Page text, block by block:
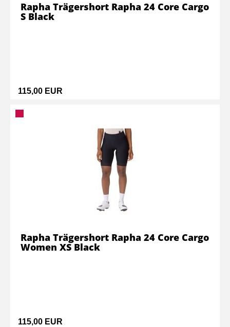
115,00 EUR
Rapha Trägershort Rapha 24 Core Cargo
S Black
115,00 EUR
Rapha Trägershort Rapha 24 Core Cargo
Women XS Black